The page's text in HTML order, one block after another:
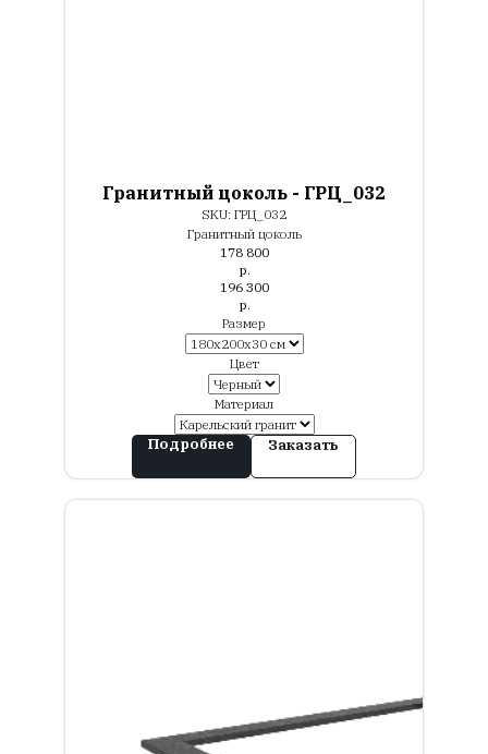
Гранитный цоколь - ГРЦ_032
SKU: ГРЦ_032
Гранитный цоколь
178 800
р.
196 300
р.
Размер
Цвет
Материал
Подробнее Заказать